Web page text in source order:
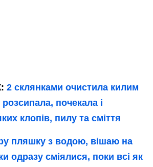
2 склянками очистила килим
почекала і
клопів, пилу та сміття
пляшку з водою, вішаю на
одразу сміялися, поки всі як